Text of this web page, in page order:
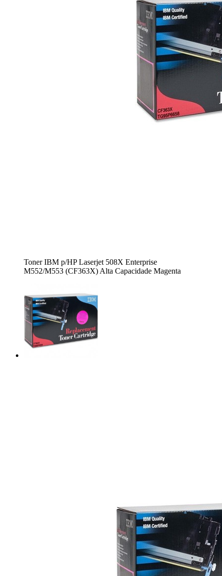
Toner IBM p/HP Laserjet 508X Enterprise
M552/M553 (CF363X) Alta Capacidade Magenta